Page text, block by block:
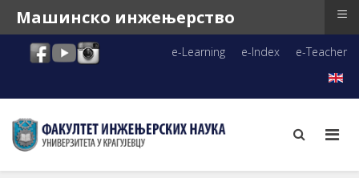
e-Learning e-Index e-Teacher
Mашинско инжењерство ≡